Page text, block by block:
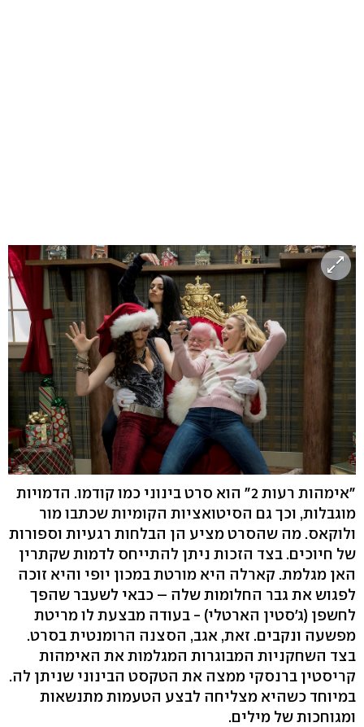
"אימהות רעות 2" הוא סרט בינוני כמו קודמו. הדמויות
מוגבלות, וכך גם הסיטואציות הקומיות שכתבו מור
ולוקאס. מה שהסרט מציע הן הבלחות רגעיות וספורות
של חיוכים. בצד הזכות ניתן להתייחס לדמות שקתרין
האן מגלמת. קארלה היא מורטת במכון יופי והיא זוכה
לפגוש את גבר החלומות שלה – כבאי לשעבר שהפך
לחשפן (ג'סטין הארטלי) - בעודה מבצעת לו מריטת
מפשעה ונקבים. זאת, אגב, הסצנה הרומנטית בסרט.
בצד השחקניות המבוגרות המגלמות את האימהות
קריסטין ברנסקי ממצה את הטקסט הבינוני שניתן לה.
במיוחד כשהיא מצליחה לבצע הטעמות מתנשאות
ומגוחכות של מילים.